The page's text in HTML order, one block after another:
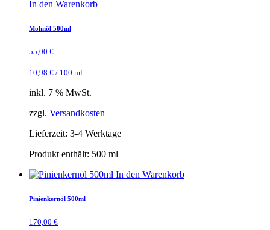
In den Warenkorb
Mohnöl 500ml
55,00 €
10,98 € / 100 ml
inkl. 7 % MwSt.
zzgl. Versandkosten
Lieferzeit: 3-4 Werktage
Produkt enthält: 500 ml
In den Warenkorb
Pinienkernöl 500ml
170,00 €